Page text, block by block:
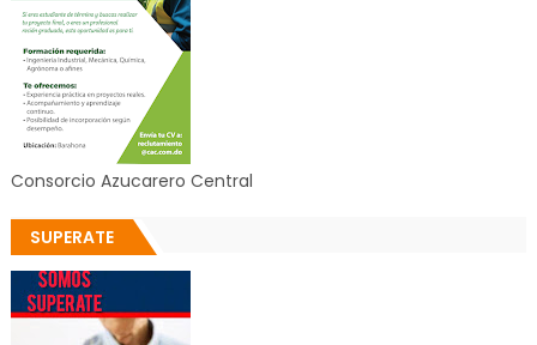
Consorcio Azucarero Central
SUPERATE